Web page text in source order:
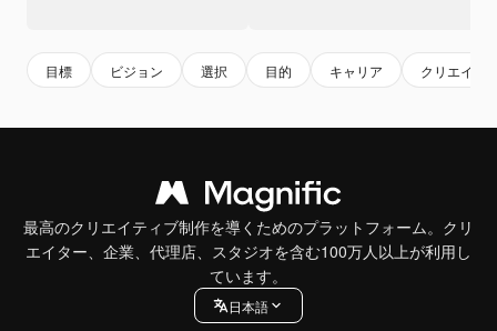
目標 ビジョン 選択 目的 キャリア クリエイテ
最高のクリエイティブ制作を導くためのプラットフォーム。クリ
エイター、企業、代理店、スタジオを含む100万人以上が利用し
ています。
日本語